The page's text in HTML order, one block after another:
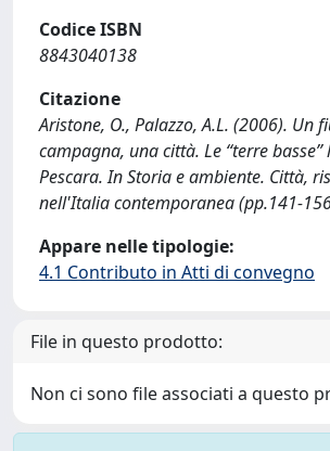
Codice ISBN
8843040138
Citazione
Aristone, O., Palazzo, A.L. (2006). Un
campagna, una città. Le “terre
Pescara. In Storia e ambiente. Città,
nell'Italia contemporanea (pp.141-
Appare nelle tipologie:
4.1 Contributo in Atti di convegno
File in questo prodotto:
Non ci sono file associati a questo